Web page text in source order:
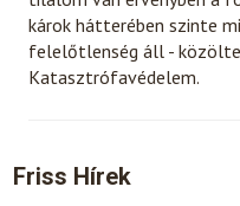
károk hátterében szinte
felelőtlenség áll - közölte
Katasztrófavédelem.
Friss Hírek